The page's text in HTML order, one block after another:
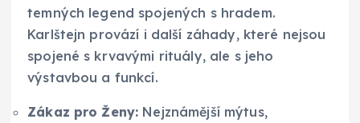
temných legend spojených s hradem.
Karlštejn provází i další záhady, které nejsou
spojené s krvavými rituály, ale s jeho
výstavbou a funkcí.
Zákaz pro Ženy: Nejznámější mýtus,